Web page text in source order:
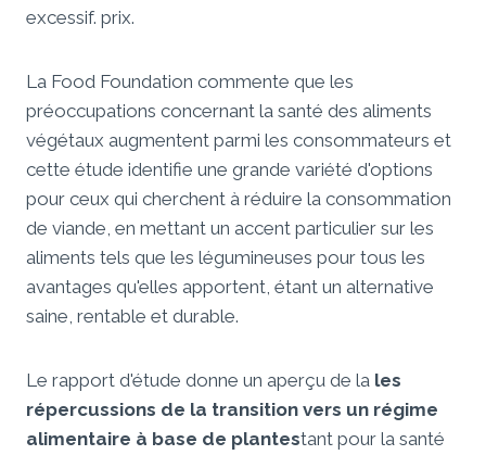
excessif. prix.
La Food Foundation commente que les
préoccupations concernant la santé des aliments
végétaux augmentent parmi les consommateurs et
cette étude identifie une grande variété d'options
pour ceux qui cherchent à réduire la consommation
de viande, en mettant un accent particulier sur les
aliments tels que les légumineuses pour tous les
avantages qu'elles apportent, étant un alternative
saine, rentable et durable.
Le rapport d'étude donne un aperçu de la les
répercussions de la transition vers un régime
alimentaire à base de plantestant pour la santé